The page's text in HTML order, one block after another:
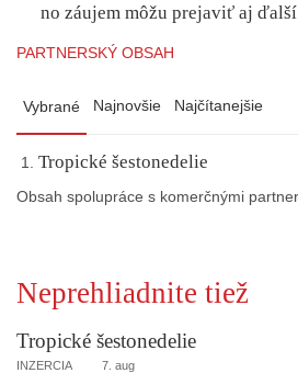
no záujem môžu prejaviť aj ďalší
PARTNERSKÝ OBSAH
Vybrané Najnovšie Najčítanejšie
Tropické šestonedelie
Obsah spolupráce s komerčnými
Neprehliadnite tiež
Tropické šestonedelie
INZERCIA 7. aug